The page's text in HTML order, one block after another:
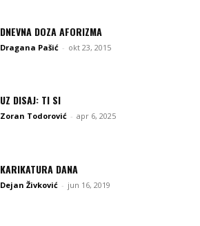
DNEVNA DOZA AFORIZMA
Dragana Pašić - okt 23, 2015
UZ DISAJ: TI SI
Zoran Todorović - apr 6, 2025
KARIKATURA DANA
Dejan Živković - jun 16, 2019